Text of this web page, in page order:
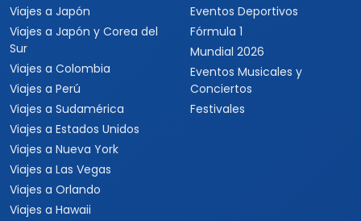
Viajes a Japón
Viajes a Japón y Corea del
Sur
Viajes a Colombia
Viajes a Perú
Viajes a Sudamérica
Viajes a Estados Unidos
Viajes a Nueva York
Viajes a Las Vegas
Viajes a Orlando
Viajes a Hawaii
Eventos Deportivos
Fórmula 1
Mundial 2026
Eventos Musicales y
Conciertos
Festivales